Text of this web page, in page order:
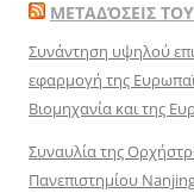
ΜΕΤΑΔΌΣΕΙΣ
Συνάντηση υψηλού
εφαρμογή της
Βιομηχανία και της
Συναυλία της
Πανεπιστημίου